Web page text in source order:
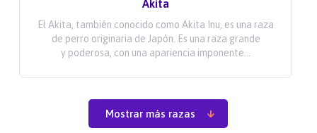
Akita
El Akita, también conocido como Akita Inu, es una raza
de perro originaria de Japón. Es una raza grande
y poderosa, con una apariencia imponente...
Mostrar más razas